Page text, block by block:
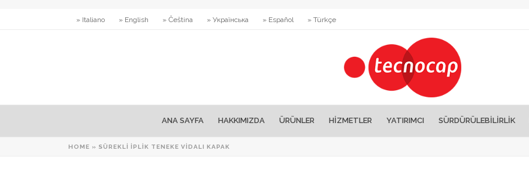
» Italiano » English » Čeština » Українська » Español » Türkçe
ANA SAYFA HAKKIMIZDA ÜRÜNLER HİZMETLER YATIRIMCI SÜRDÜRÜLEBİLİRLİK
HOME » SÜREKLI İPLIK TENEKE VIDALI KAPAK